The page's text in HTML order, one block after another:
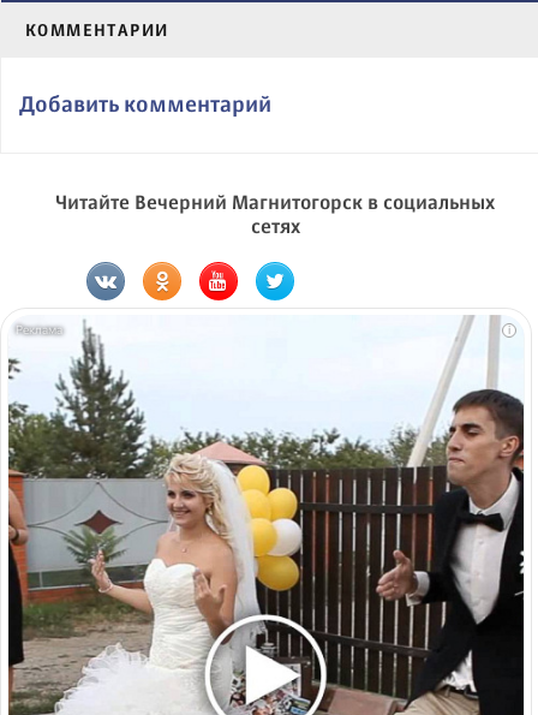
КОММЕНТАРИИ
Добавить комментарий
Читайте Вечерний Магнитогорск в социальных
сетях
i